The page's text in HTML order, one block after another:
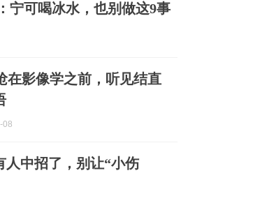
宁可喝冰水，也别做这9事
在影像学之前，听见结直
08
人中招了，别让“小伤